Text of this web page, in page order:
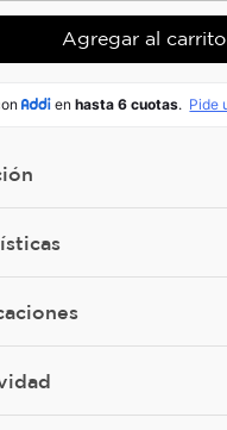
Agregar al carrito